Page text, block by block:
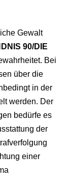
Gewalt
90/DIE
Bei
über die
in der
werden. Der
bedürfe es
der
einer